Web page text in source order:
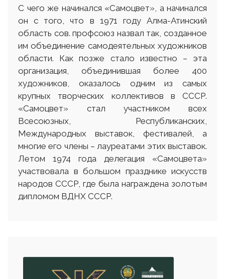
С чего же начинался «Самоцвет», а начинался
он с того, что в 1971 году Алма-Атинский
область сов. профсоюз назвал так, созданное
им объединение самодеятельных художников
области. Как позже стало известно – эта
организация, объединившая более 400
художников, оказалось одним из самых
крупных творческих коллективов в СССР.
«Самоцвет» стал участником всех
Всесоюзных, Республиканских,
Международных выставок, фестивалей, а
многие его члены – лауреатами этих выставок.
Летом 1974 года делегация «Самоцвета»
участвовала в большом празднике искусств
народов СССР, где была награждена золотым
дипломом ВДНХ СССР.